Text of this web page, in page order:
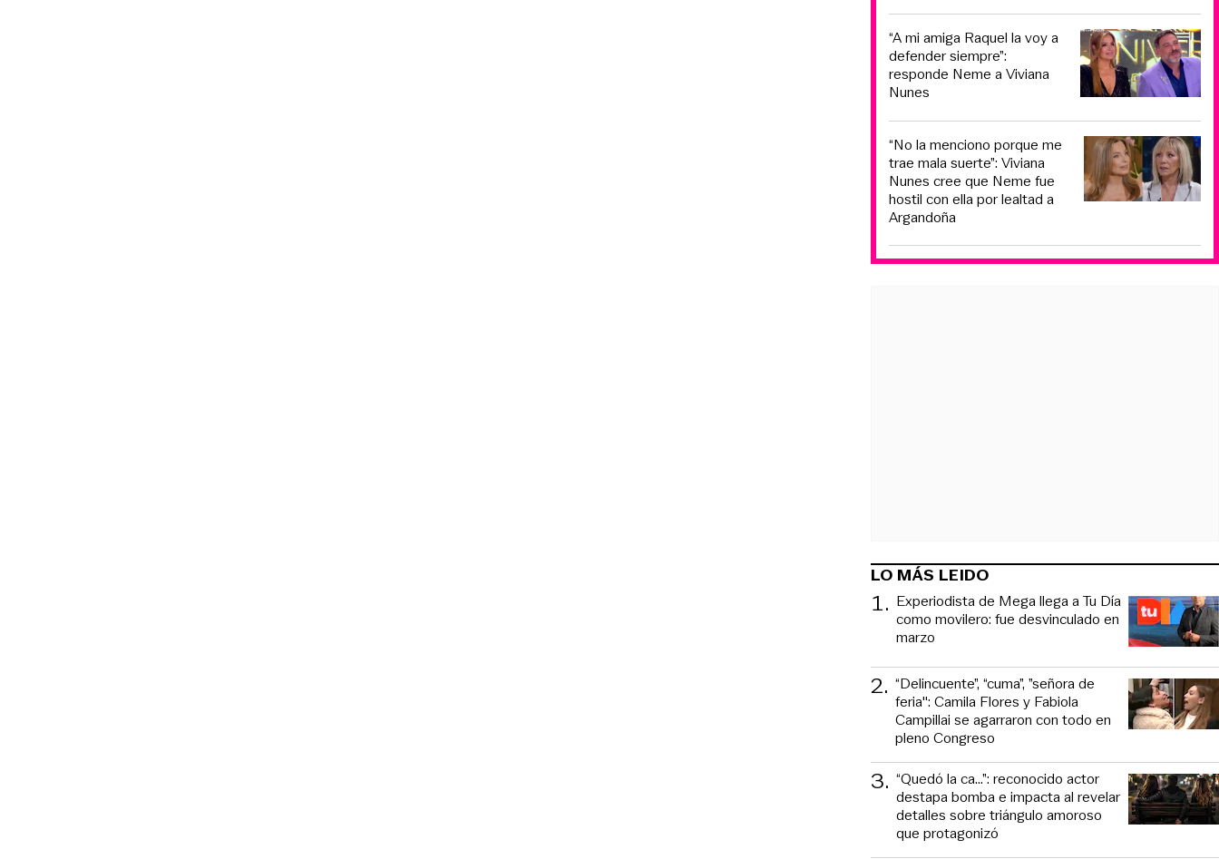
“A mi amiga Raquel la voy a
defender siempre”:
responde Neme a Viviana
Nunes
“No la menciono porque me
trae mala suerte”: Viviana
Nunes cree que Neme fue
hostil con ella por lealtad a
Argandoña
LO MÁS LEIDO
1. Experiodista de Mega llega a Tu Día
como movilero: fue desvinculado en
marzo
2. “Delincuente”, “cuma”, ”señora de
feria": Camila Flores y Fabiola
Campillai se agarraron con todo en
pleno Congreso
3. “Quedó la ca...”: reconocido actor
destapa bomba e impacta al revelar
detalles sobre triángulo amoroso
que protagonizó